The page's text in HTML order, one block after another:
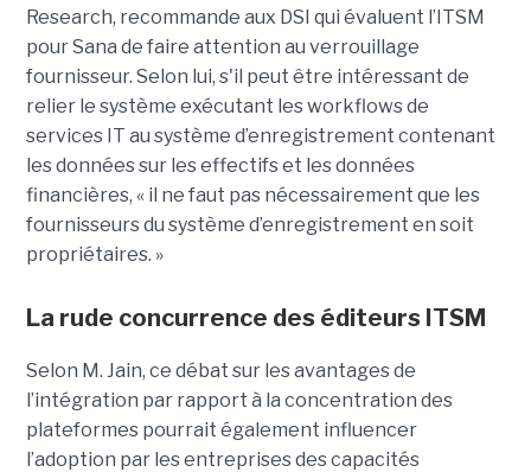
Research, recommande aux DSI qui évaluent l’ITSM
pour Sana de faire attention au verrouillage
fournisseur. Selon lui, s'il peut être intéressant de
relier le système exécutant les workflows de
services IT au système d’enregistrement contenant
les données sur les effectifs et les données
financières, « il ne faut pas nécessairement que les
fournisseurs du système d’enregistrement en soit
propriétaires. »
La rude concurrence des éditeurs ITSM
Selon M. Jain, ce débat sur les avantages de
l’intégration par rapport à la concentration des
plateformes pourrait également influencer
l’adoption par les entreprises des capacités